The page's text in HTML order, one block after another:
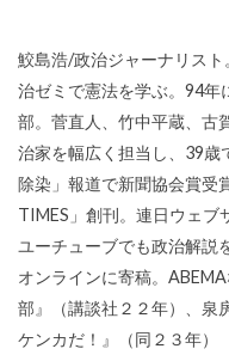
鮫島浩/政治ジャーナリス
治ゼミで憲法を学ぶ。94年
部。菅直人、竹中平蔵、古
治家を幅広く担当し、39歳
除染」報道で新聞協会賞受
TIMES」創刊。連日ウェブ
ユーチューブでも政治解説
オンラインに寄稿。
部』（講談社２２年）、泉
ケンカだ！』（同２３年）